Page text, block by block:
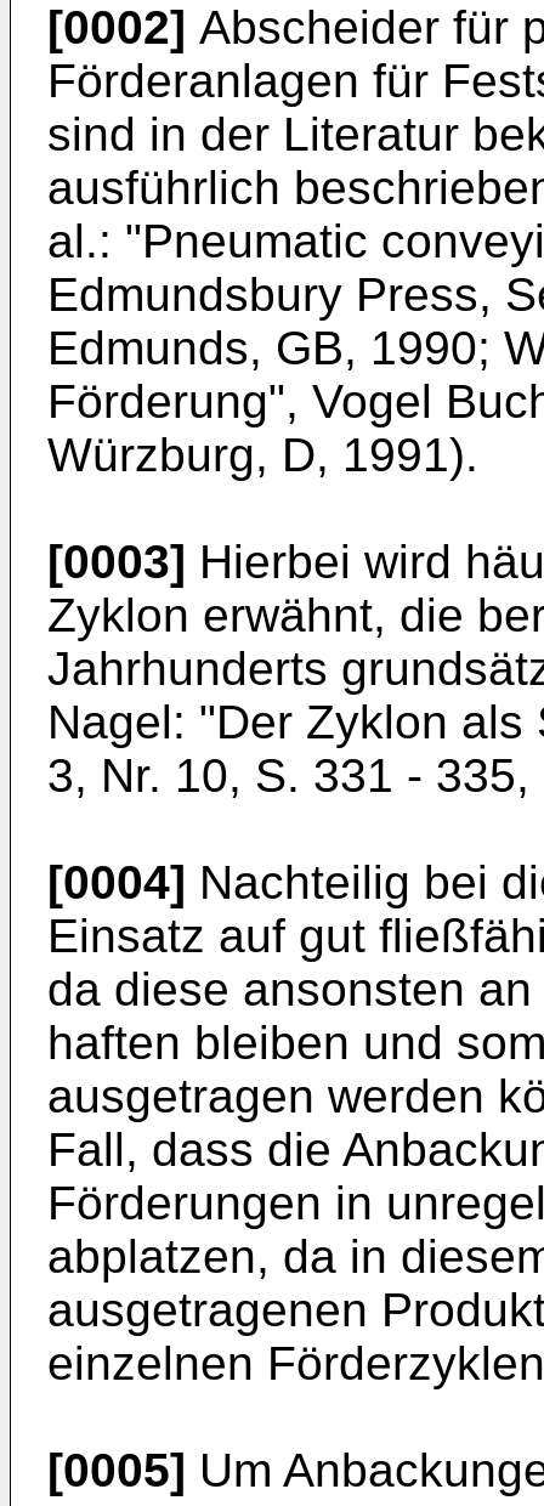
[0002] Abscheider für
Förderanlagen für
sind in der Literatur
ausführlich
al.: "Pneumatic
Edmundsbury Press,
Edmunds, GB, 1990;
Förderung", Vogel
Würzburg, D, 1991).
[0003] Hierbei wird
Zyklon erwähnt, die
Jahrhunderts
Nagel: "Der Zyklon
3, Nr. 10, S. 331 -
[0004] Nachteilig bei
Einsatz auf gut
da diese ansonsten
haften bleiben und
ausgetragen werden
Fall, dass die
Förderungen in
abplatzen, da in
ausgetragenen
einzelnen
[0005] Um